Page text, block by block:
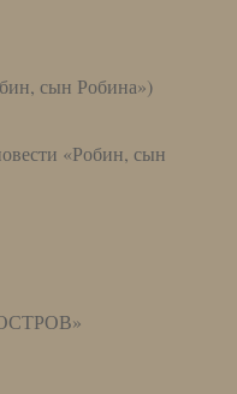
сын Робина»)
«Робин, сын